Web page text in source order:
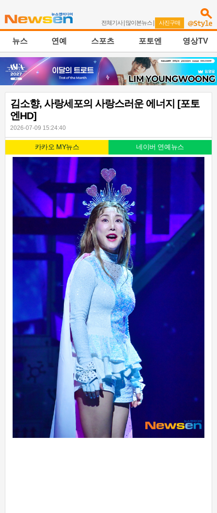
전체기사| 많이본뉴스 | 사진구매
뉴스 연예 스포츠 포토엔 영상TV
김소향, 사랑세포의 사랑스러운 에너지 [포토
엔HD]
2026-07-09 15:24:40
카카오 MY뉴스 네이버 연예뉴스